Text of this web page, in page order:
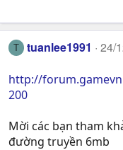
T tuanlee1991 24/
http://
200
Mời các bạn tham
đường truyền 6mb